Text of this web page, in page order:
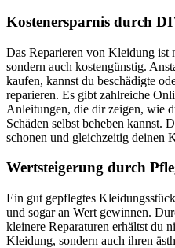
Kostenersparnis durch
Das Reparieren von Kleidung
sondern auch kostengünstig.
kaufen, kannst du beschädigte
reparieren. Es gibt zahlreiche
Anleitungen, die dir zeigen, wie
Schäden selbst beheben kannst.
schonen und gleichzeitig deinen
Wertsteigerung durch
Ein gut gepflegtes
und sogar an Wert gewinnen.
kleinere Reparaturen erhältst du
Kleidung, sondern auch ihren